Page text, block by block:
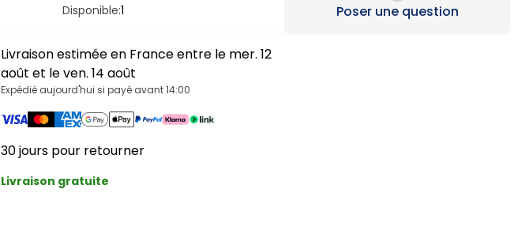
Disponible:1
Livraison estimée en France entre le mer. 12
août et le ven. 14 août
Expédié aujourd'hui si payé avant 14:00
30 jours pour retourner
Livraison gratuite
Loading...
Poser une question